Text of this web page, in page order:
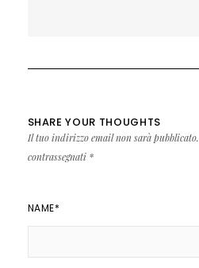
SHARE YOUR THOUGHTS
Il tuo indirizzo email non sarà pubblicato.
contrassegnati *
NAME*